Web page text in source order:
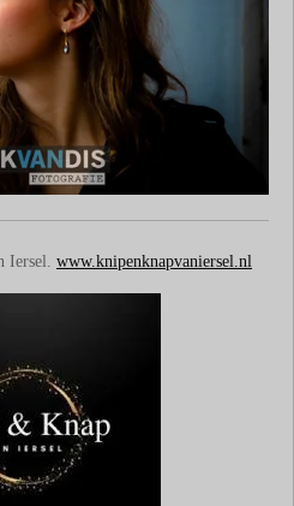
Iersel. www.knipenknapvaniersel.nl